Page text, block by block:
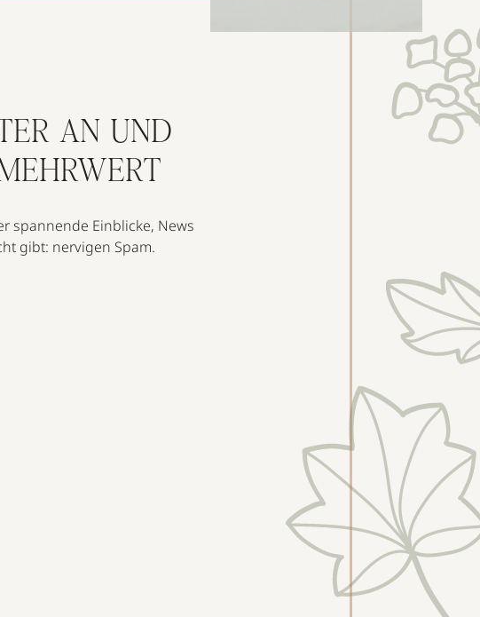
AN UND
spannende Einblicke, News
gibt: nervigen Spam.